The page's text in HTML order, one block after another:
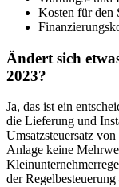
Kosten für den
Ändert sich
2023?
Ja, das ist ein
die Lieferung und
Umsatzsteuersatz
Anlage keine
der